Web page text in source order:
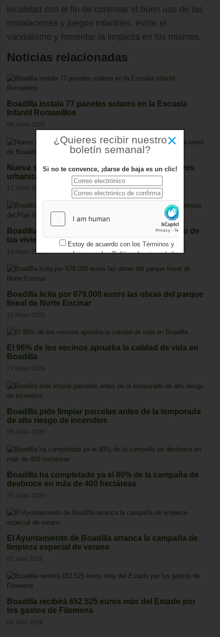
localidad con el fin de controlar el buen uso de las
instalaciones y juegos infantiles, evitar el
vandalismo y fomentar la limpieza en los mismos.
Noticias relacionadas
Boadilla instala 77 paneles solares en la Escuela
Infantil Romanillos
09 Junio 2026
Nueva senda peatonal y ciclista para conectar tres
urbanizaciones de Boadilla
12 Junio 2026
Boadilla amplía el horario de visitas al piso piloto de
las viviendas del Plan Vive
13 Mayo 2026
Boadilla licita por 679.000 euros las obras del parque
lineal de Norte Encinar
22 Mayo 2026
El 95% de los vecinos aprueba la calidad de vida en
Boadilla
27 Mayo 2026
Boadilla pide limpiar parcelas antes de la temporada
de alto riesgo de incendios
03 Junio 2026
Boadilla ha completado ya el 80% de la campaña de
desbroce en más de 400 hectáreas
23 Junio 2026
El Ayuntamiento de Boadilla arranca la campaña de
limpieza especial de verano
01 Julio 2026
Boadilla recibirá 652.525 euros más del Estado por
los gastos de Filomena
06 Julio 2026
×
¿Quieres recibir nuestro
boletín semanal?
Si no te convence, ¡darse de baja es un clic!
Estoy de acuerdo con los Términos y
condicionesy losPolítica de privacidad